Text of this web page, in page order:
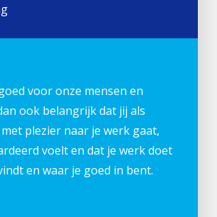
voor onze mensen en
ook belangrijk dat jij als
plezier naar je werk gaat,
voelt en dat je werk doet
en waar je goed in bent.